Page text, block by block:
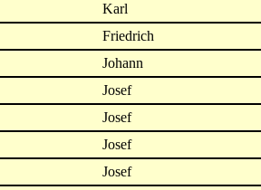
Karl
Friedrich
Johann
Josef
Josef
Josef
Josef